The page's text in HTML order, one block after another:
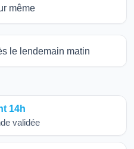
même
le lendemain matin
14h
validée